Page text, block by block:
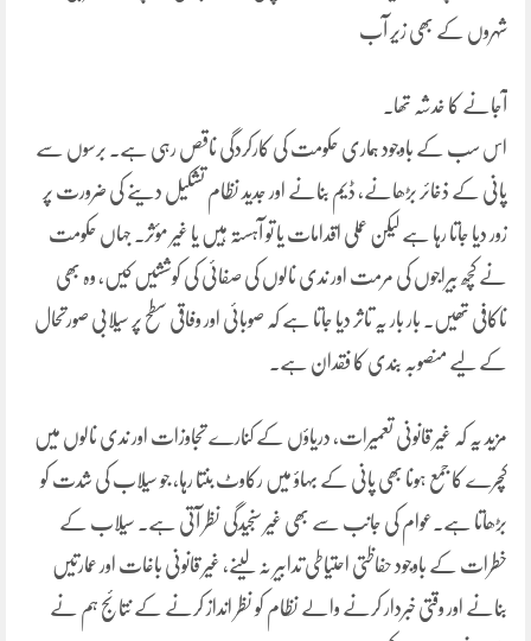
شہروں کے بھی زیر آب
آجانے کا خدشہ تھا۔
اس سب کے باوجود ہماری حکومت کی کارکردگی ناقص رہی ہے۔ برسوں سے
پانی کے ذخائر بڑھانے، ڈیم بنانے اور جدید نظام تشکیل دینے کی ضرورت پر
زور دیا جاتا رہا ہے لیکن عملی اقدامات یا تو آہستہ ہیں یا غیر مؤثر۔ جہاں حکومت
نے کچھ بیراجوں کی مرمت اور ندی نالوں کی صفائی کی کوششیں کیں، وہ بھی
ناکافی تھیں۔ بار بار یہ تاثر دیا جاتا ہے کہ صوبائی اور وفاقی سطح پر سیلابی صورتحال
کے لیے منصوبہ بندی کا فقدان ہے۔
مزید یہ کہ غیر قانونی تعمیرات، دریاؤں کے کنارے تجاوزات اور ندی نالوں میں
کچرے کا جمع ہونا بھی پانی کے بہاؤ میں رکاوٹ بنتا رہا، جو سیلاب کی شدت کو
بڑھاتا ہے۔عوام کی جانب سے بھی غیر سنجیدگی نظر آتی ہے۔ سیلاب کے
خطرات کے باوجود حفاظتی احتیاطی تدابیر نہ لینے، غیر قانونی باغات اور عمارتیں
بنانے اور وقتی خبردار کرنے والے نظام کو نظر انداز کرنے کے نتائج ہم نے